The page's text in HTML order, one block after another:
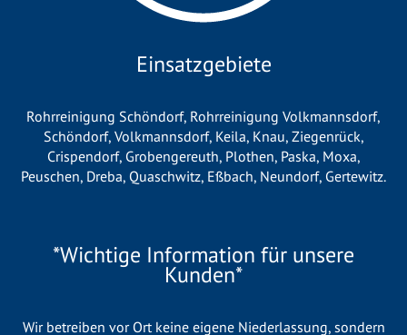
Einsatzgebiete
Rohrreinigung Schöndorf, Rohrreinigung Volkmannsdorf,
Schöndorf, Volkmannsdorf, Keila, Knau, Ziegenrück,
Crispendorf, Grobengereuth, Plothen, Paska, Moxa,
Peuschen, Dreba, Quaschwitz, Eßbach, Neundorf, Gertewitz.
*Wichtige Information für unsere
Kunden*
Wir betreiben vor Ort keine eigene Niederlassung, sondern